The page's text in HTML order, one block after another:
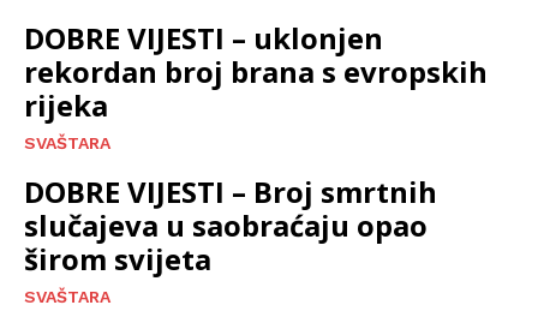
DOBRE VIJESTI – uklonjen
rekordan broj brana s evropskih
rijeka
SVAŠTARA
DOBRE VIJESTI – Broj smrtnih
slučajeva u saobraćaju opao
širom svijeta
SVAŠTARA